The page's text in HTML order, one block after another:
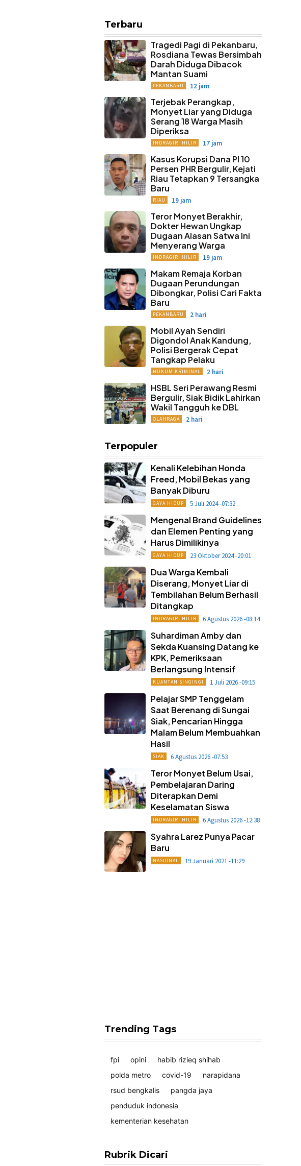
Terbaru
Tragedi Pagi di Pekanbaru,
Rosdiana Tewas Bersimbah
Darah Diduga Dibacok
Mantan Suami
PEKANBARU 12 jam
Terjebak Perangkap,
Monyet Liar yang Diduga
Serang 18 Warga Masih
Diperiksa
INDRAGIRI HILIR 17 jam
Kasus Korupsi Dana PI 10
Persen PHR Bergulir, Kejati
Riau Tetapkan 9 Tersangka
Baru
RIAU 19 jam
Teror Monyet Berakhir,
Dokter Hewan Ungkap
Dugaan Alasan Satwa Ini
Menyerang Warga
INDRAGIRI HILIR 19 jam
Makam Remaja Korban
Dugaan Perundungan
Dibongkar, Polisi Cari Fakta
Baru
PEKANBARU 2 hari
Mobil Ayah Sendiri
Digondol Anak Kandung,
Polisi Bergerak Cepat
Tangkap Pelaku
HUKUM KRIMINAL 2 hari
HSBL Seri Perawang Resmi
Bergulir, Siak Bidik Lahirkan
Wakil Tangguh ke DBL
OLAHRAGA 2 hari
Terpopuler
Kenali Kelebihan Honda
Freed, Mobil Bekas yang
Banyak Diburu
GAYA HIDUP 5 Juli 2024 -07:32
Mengenal Brand Guidelines
dan Elemen Penting yang
Harus Dimilikinya
GAYA HIDUP 23 Oktober 2024 -20:01
Dua Warga Kembali
Diserang, Monyet Liar di
Tembilahan Belum Berhasil
Ditangkap
INDRAGIRI HILIR 6 Agustus 2026 -08:14
Suhardiman Amby dan
Sekda Kuansing Datang ke
KPK, Pemeriksaan
Berlangsung Intensif
KUANTAN SINGINGI 1 Juli 2026 -09:15
Pelajar SMP Tenggelam
Saat Berenang di Sungai
Siak, Pencarian Hingga
Malam Belum Membuahkan
Hasil
SIAK 6 Agustus 2026 -07:53
Teror Monyet Belum Usai,
Pembelajaran Daring
Diterapkan Demi
Keselamatan Siswa
INDRAGIRI HILIR 6 Agustus 2026 -12:38
Syahra Larez Punya Pacar
Baru
NASIONAL 19 Januari 2021 -11:29
Trending Tags
fpi opini
habib rizieq shihab
polda metro
covid-19
narapidana
rsud bengkalis
pangda jaya
penduduk indonesia
kementerian kesehatan
Rubrik Dicari